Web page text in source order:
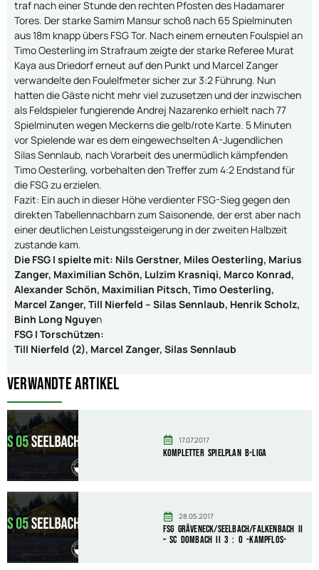
traf nach einer Stunde den rechten Pfosten des Hadamarer
Tores. Der starke Samim Mansur schoß nach 65 Spielminuten
aus 18m knapp übers FSG Tor. Nach einem erneuten Foulspiel an
Timo Oesterling im Strafraum zeigte der starke Referee Murat
Kaya aus Driedorf erneut auf den Punkt und Marcel Zanger
verwandelte den Foulelfmeter sicher zur 3:2 Führung. Nun
hatten die Gäste nicht mehr viel zuzusetzen und der inzwischen
als Feldspieler fungierende Andrej Nazarenko erhielt nach 77
Spielminuten wegen Meckerns die gelb/rote Karte. 5 Minuten
vor Spielende war es dem eingewechselten A-Jugendlichen
Silas Sennlaub, nach Vorarbeit des unermüdlich kämpfenden
Timo Oesterling, vorbehalten den Treffer zum 4:2 Endstand für
die FSG zu erzielen.
Fazit: Ein auch in dieser Höhe verdienter FSG-Sieg gegen den
direkten Tabellennachbarn zum Saisonende, der erst aber nach
einer deutlichen Leistungssteigerung in der zweiten Halbzeit
zustande kam.
Die FSG I spielte mit: Nils Gerstner, Miles Oesterling, Marius
Zanger, Maximilian Schön, Lulzim Krasniqi, Marco Konrad,
Alexander Schön, Maximilian Pitsch, Timo Oesterling,
Marcel Zanger, Till Nierfeld – Silas Sennlaub, Henrik Scholz,
Binh Long Nguyen
FSG I Torschützen:
Till Nierfeld (2), Marcel Zanger, Silas Sennlaub
Verwandte Artikel
17.07.2017
Kompletter Spielplan B-Liga
28.05.2017
FSG Gräveneck/Seelbach/Falkenbach II
– SC Dombach II 3 : 0 -kampflos-